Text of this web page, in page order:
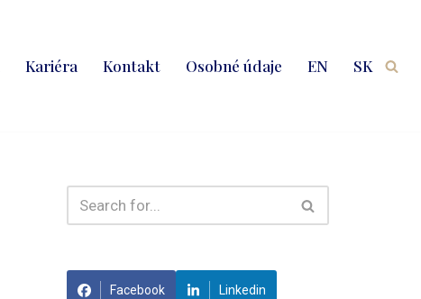
Kariéra Kontakt Osobné údaje EN SK
Facebook Linkedin